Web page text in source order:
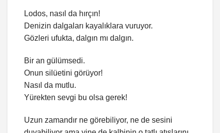
Lodos, nasıl da hırçın!
Denizin dalgaları kayalıklara vuruyor.
Gözleri ufukta, dalgın mı dalgın.
Bir an gülümsedi.
Onun silüetini görüyor!
Nasıl da mutlu.
Yürekten sevgi bu olsa gerek!
Uzun zamandır ne görebiliyor, ne de sesini